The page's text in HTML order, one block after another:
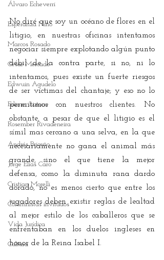
Álvaro Echeverri
Esperanza Niño
Marcos Rosado
César Mercado
Edwuin Agudelo
Edimer Latorre
Rosember Rivadeneira
Andrés Briceño
Jorge Elías Caro
Cristian Morelli
Columnistas invitados
Vida Jurídica
Cultura
No diré que soy un océano de flores en el
litigio, en nuestras oficinas intentamos
negociar siempre explotando algún punto
débil de la contra parte, si no, ni lo
intentamos, pues existe un fuerte riesgos
de ser víctimas del chantaje; y eso no lo
permitimos con nuestros clientes. No
obstante, a pesar de que el litigio es el
símil mas cercano a una selva, en la que
necesariamente no gana el animal más
grande, sino el que tiene la mejor
defensa, como la diminuta rana dardo
dorado, no es menos cierto que entre los
jugadores deben existir reglas de lealtad
al mejor estilo de los caballeros que se
enfrentaban en los duelos ingleses en
honor de la Reina Isabel I.